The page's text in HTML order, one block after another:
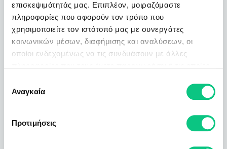
επισκεψιμότητάς μας. Επιπλέον, μοιραζόμαστε
πληροφορίες που αφορούν τον τρόπο που
χρησιμοποιείτε τον ιστότοπό μας με συνεργάτες
κοινωνικών μέσων, διαφήμισης και αναλύσεων, οι
οποίοι ενδεχομένως να τις συνδυάσουν με άλλες
των υπηρεσιών τους.
συγκατάθεσης
Αναγκαία
Προτιμήσεις